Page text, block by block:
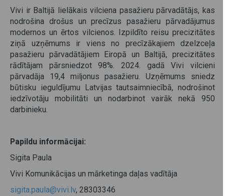
Vivi ir Baltijā lielākais vilciena pasažieru pārvadātājs, kas
nodrošina drošus un precīzus pasažieru pārvadājumus
modernos un ērtos vilcienos. Izpildīto reisu precizitātes
ziņā uzņēmums ir viens no precīzākajiem dzelzceļa
pasažieru pārvadātājiem Eiropā un Baltijā, precizitātes
rādītājam pārsniedzot 98%. 2024. gadā Vivi vilcieni
pārvadāja 19,4 miljonus pasažieru. Uzņēmums sniedz
būtisku ieguldījumu Latvijas tautsaimniecībā, nodrošinot
iedzīvotāju mobilitāti un nodarbinot vairāk nekā 950
darbinieku.
Papildu informācijai:
Sigita Paula
Vivi Komunikācijas un mārketinga daļas vadītāja
sigita.paula@vivi.lv, 28303346